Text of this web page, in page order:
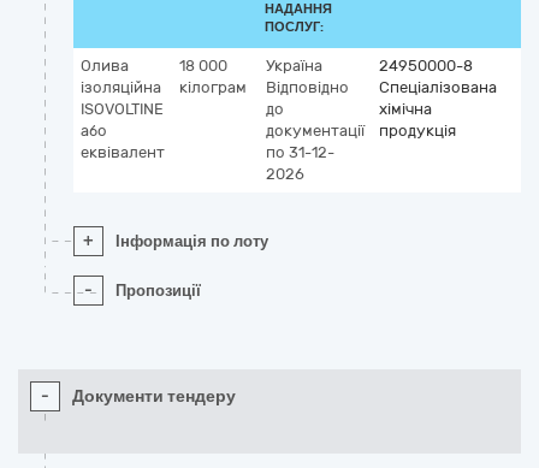
НАДАННЯ
ПОСЛУГ:
Олива
ізоляційна
ISOVOLTINE
або
еквівалент
18 000
кілограм
Україна
Відповідно
до
документації
по 31-12-
2026
24950000-8
Спеціалізована
хімічна
продукція
+ Інформація по лоту
- Пропозиції
- Документи тендеру